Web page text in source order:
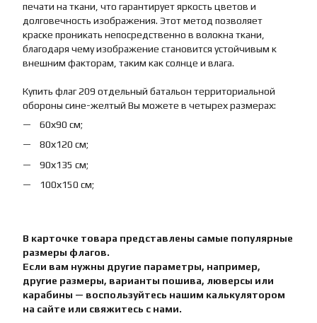
печати на ткани, что гарантирует яркость цветов и
долговечность изображения. Этот метод позволяет
краске проникать непосредственно в волокна ткани,
благодаря чему изображение становится устойчивым к
внешним факторам, таким как солнце и влага.
Купить флаг 209 отдельный батальон территориальной
обороны сине-желтый Вы можете в четырех размерах:
60х90 см;
80х120 см;
90х135 см;
100х150 см;
В карточке товара представлены самые популярные
размеры флагов.
Если вам нужны другие параметры, например,
другие размеры, варианты пошива, люверсы или
карабины — воспользуйтесь нашим калькулятором
на сайте или свяжитесь с нами.